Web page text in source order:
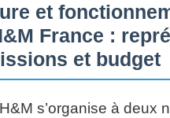
et
France :
et budget
s’organise à deux